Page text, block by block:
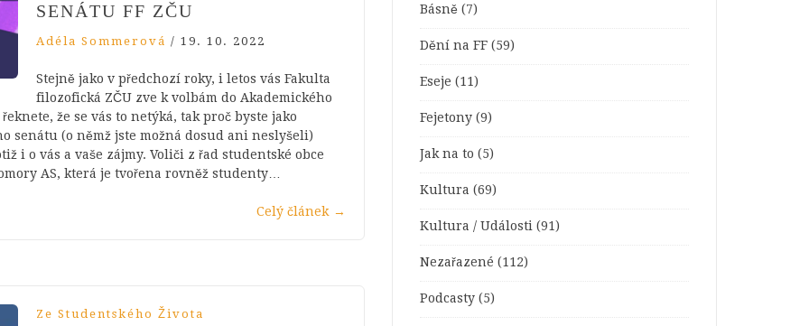
SENÁTU FF ZČU
Adéla Sommerová / 19. 10. 2022
Stejně jako v předchozí roky, i letos vás Fakulta
filozofická ZČU zve k volbám do Akademického
že se vás to netýká, tak proč byste jako
senátu (o němž jste možná dosud ani neslyšeli)
i o vás a vaše zájmy. Voliči z řad studentské obce
AS, která je tvořena rovněž studenty…
Celý článek →
Ze Studentského Života
Básně (7)
Dění na FF (59)
Eseje (11)
Fejetony (9)
Jak na to (5)
Kultura (69)
Kultura / Události (91)
Nezařazené (112)
Podcasty (5)